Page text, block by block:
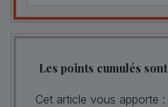
Les points cumulés
Cet article vous apporte :